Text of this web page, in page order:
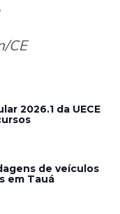
CE
2026.1 da UECE
de veículos
em Tauá